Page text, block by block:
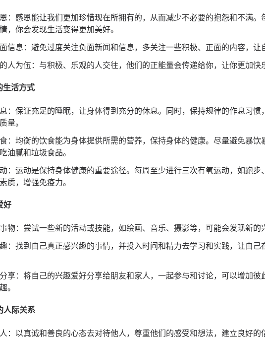
：感恩能让我们更加珍惜现在所拥有的，从而减少不必要的抱怨和不满。
，你会发现生活变得更加美好。
信息：避免过度关注负面新闻和信息，多关注一些积极、正面的内容，让
人为伍：与积极、乐观的人交往，他们的正能量会传递给你，让你更加快
生活方式
：保证充足的睡眠，让身体得到充分的休息。同时，保持规律的作息习惯
量。
：均衡的饮食能为身体提供所需的营养，保持身体的健康。尽量避免暴饮
油腻和垃圾食品。
：运动是保持身体健康的重要途径。每周至少进行三次有氧运动，如跑步
质，增强免疫力。
好
物：尝试一些新的活动或技能，如绘画、音乐、摄影等，可能会发现新的
：找到自己真正感兴趣的事情，并投入时间和精力去学习和实践，让自己
享：将自己的兴趣爱好分享给朋友和家人，一起参与和讨论，可以增加彼
。
人际关系
：以真诚和善良的心态去对待他人，尊重他们的感受和想法，建立良好的